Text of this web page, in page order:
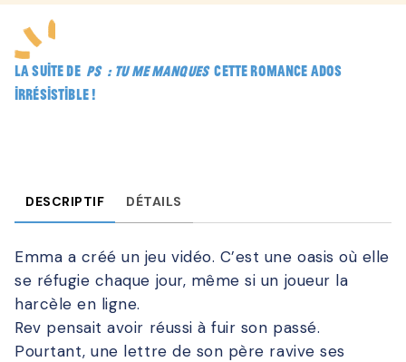
La suite de PS : Tu me manquescette romance ados
irrésistible !
DESCRIPTIF DÉTAILS
Emma a créé un jeu vidéo. C’est une oasis où elle
se réfugie chaque jour, même si un joueur la
harcèle en ligne.
Rev pensait avoir réussi à fuir son passé.
Pourtant, une lettre de son père ravive ses